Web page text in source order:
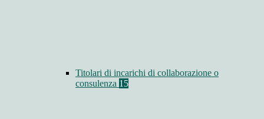
Titolari di incarichi di collaborazione o
consulenza 15